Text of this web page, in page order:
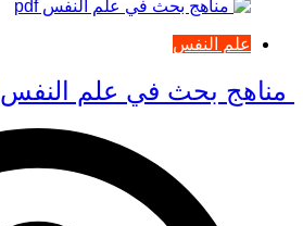
علم النفس
مناهج بحث في علم النفس pdf